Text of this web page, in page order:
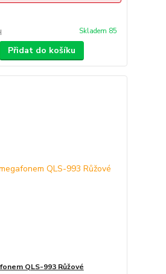
Skladem 85
Přidat do košíku
QLS-993 Růžové